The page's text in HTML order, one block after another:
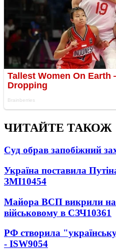
ЧИТАЙТЕ ТАКОЖ
Суд обрав запобіжний
Україна поставила
ЗМІ10454
Майора ВСП викрили на
військовому в СЗЧ10361
РФ створила
- ISW9054